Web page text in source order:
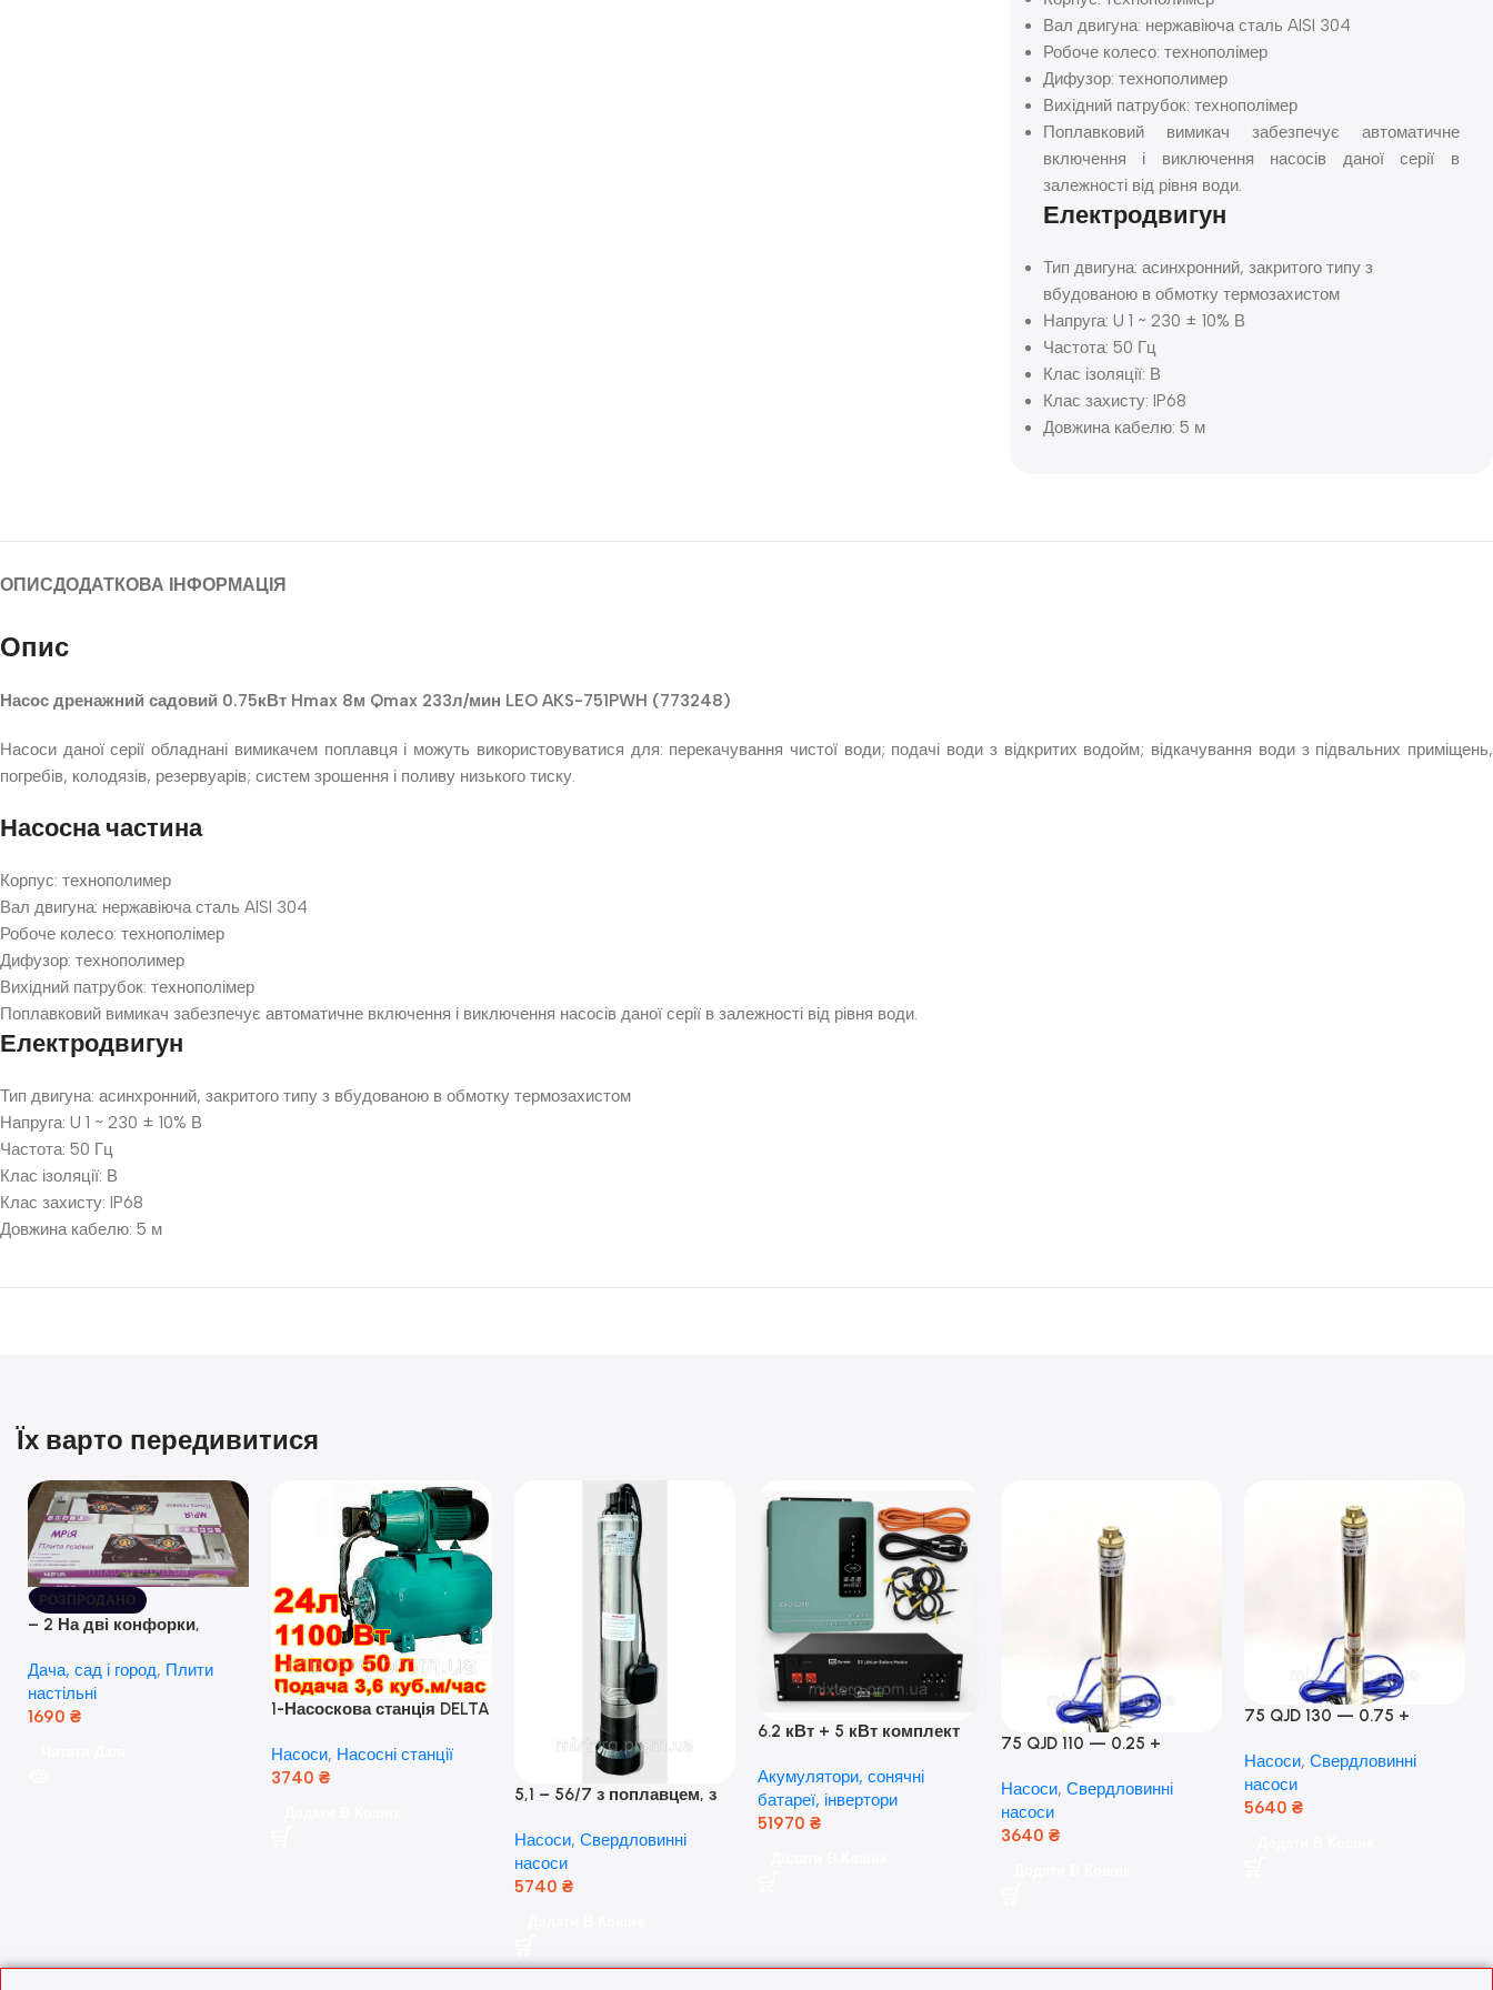
Вал двигуна: нержавіюча сталь AISI 304
Робоче колесо: технополімер
Дифузор: технополимер
Вихідний патрубок: технополімер
Поплавковий вимикач забезпечує автоматичне
включення і виключення насосів даної серії в
залежності від рівня води.
Електродвигун
Тип двигуна: асинхронний, закритого типу з
вбудованою в обмотку термозахистом
Напруга: U 1 ~ 230 ± 10% В
Частота: 50 Гц
Клас ізоляції: В
Клас захисту: IP68
Довжина кабелю: 5 м
ОПИСДОДАТКОВА ІНФОРМАЦІЯ
Опис
Насос дренажний садовий 0.75кВт Hmax 8м Qmax 233л/мин LEO AKS-751PWH (773248)
Насоси даної серії обладнані вимикачем поплавця і можуть використовуватися для: перекачування чистої води; подачі води з відкритих водойм; відкачування води з підвальних приміщень,
погребів, колодязів, резервуарів; систем зрошення і поливу низького тиску.
Насосна частина
Корпус: технополимер
Вал двигуна: нержавіюча сталь AISI 304
Робоче колесо: технополімер
Дифузор: технополимер
Вихідний патрубок: технополімер
Поплавковий вимикач забезпечує автоматичне включення і виключення насосів даної серії в залежності від рівня води.
Електродвигун
Тип двигуна: асинхронний, закритого типу з вбудованою в обмотку термозахистом
Напруга: U 1 ~ 230 ± 10% В
Частота: 50 Гц
Клас ізоляції: В
Клас захисту: IP68
Довжина кабелю: 5 м
Їх варто передивитися
РОЗПРОДАНО
– 2 На дві конфорки,
розпалюванням.
Дача, сад і город, Плити
настільні
1690 ₴
1-Насоскова станція DELTA
кВт) ( Польща)
Насоси, Насосні станції
3740 ₴
5,1 – 56/7 з поплавцем, з
(оригінал Польща)
Насоси, Свердловинні
насоси
5740 ₴
6.2 кВт + 5 кВт комплект
Гібридний інвертор Anern
та акумулятор Dyness, 50А
Акумулятори, сонячні
батареї, інвертори
51970 ₴
75 QJD 110 — 0.25 +
Мідь!
Насоси, Свердловинні
насоси
3640 ₴
75 QJD 130 — 0.75 +
Насоси, Свердловинні
насоси
5640 ₴